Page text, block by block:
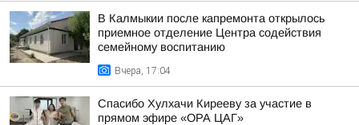
В Калмыкии после капремонта открылось
приемное отделение Центра содействия
семейному воспитанию
Вчера, 17:04
Спасибо Хулхачи Кирееву за участие в
прямом эфире «ОРА ЦАГ»